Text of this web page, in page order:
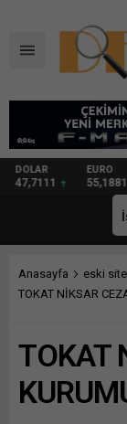
DOLAR
47,7111
EURO
55,1881
Anasayfa eski
TOKAT NİKSAR
TOKAT